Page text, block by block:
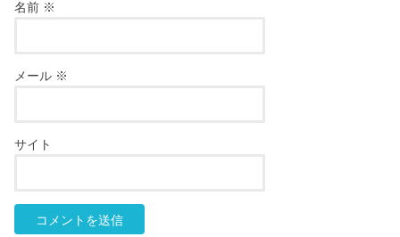
名前 ※
メール ※
サイト